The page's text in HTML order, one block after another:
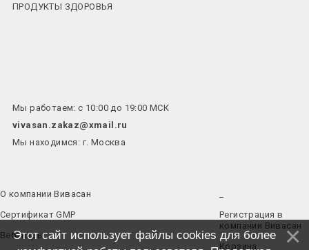
ПРОДУКТЫ ЗДОРОВЬЯ
Мы работаем: с 10:00 до 19:00 МСК
vivasan.zakaz@xmail.ru
Мы находимся: г. Москва
О компании Вивасан
Сертификат GMP
Вебинары
Регистрация в
компании Вивасан
Корзина
Этот сайт использует файлы cookies для более